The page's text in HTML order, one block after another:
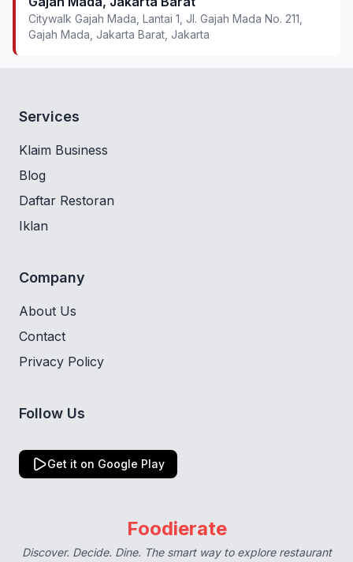
Citywalk Gajah Mada, Lantai 1, Jl. Gajah Mada No. 211,
Gajah Mada, Jakarta Barat, Jakarta
Services
Klaim Business
Blog
Daftar Restoran
Iklan
Company
About Us
Contact
Privacy Policy
Follow Us
Get it on Google Play
Foodierate
Discover. Decide. Dine. The smart way to explore restaurant